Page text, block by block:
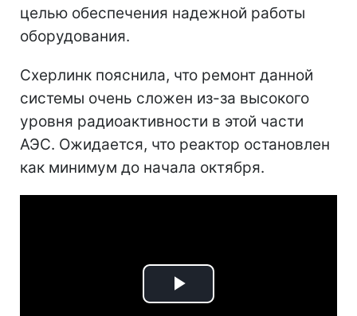
целью обеспечения надежной работы
оборудования.
Схерлинк пояснила, что ремонт данной
системы очень сложен из-за высокого
уровня радиоактивности в этой части
АЭС. Ожидается, что реактор остановлен
как минимум до начала октября.
Play